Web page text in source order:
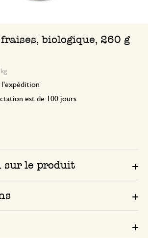
biologique, 260 g
l'expédition
est de 100 jours
le produit